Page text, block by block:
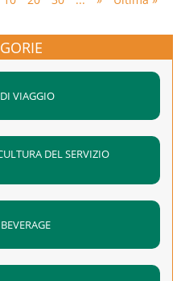
VIAGGIO
DEL SERVIZIO